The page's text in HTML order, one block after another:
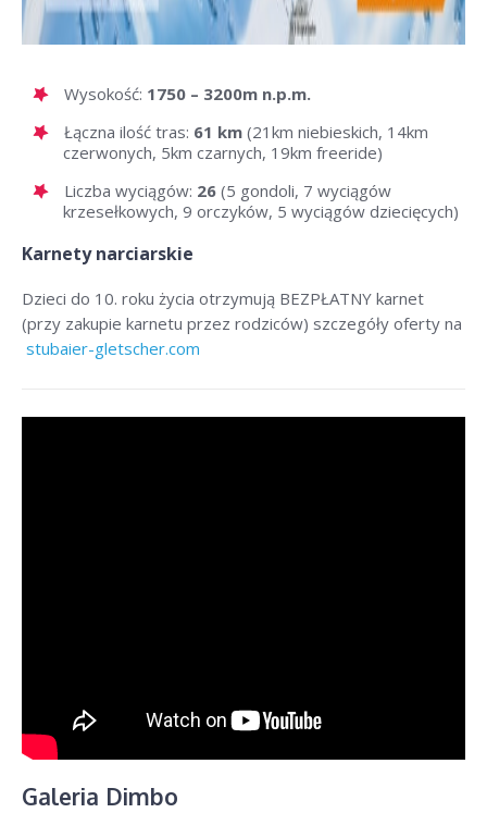
Wysokość: 1750 – 3200m n.p.m.
Łączna ilość tras: 61 km (21km niebieskich, 14km
czerwonych, 5km czarnych, 19km freeride)
Liczba wyciągów: 26 (5 gondoli, 7 wyciągów
krzesełkowych, 9 orczyków, 5 wyciągów dziecięcych)
Karnety narciarskie
Dzieci do 10. roku życia otrzymują BEZPŁATNY karnet
(przy zakupie karnetu przez rodziców) szczegóły oferty na
stubaier-gletscher.com
Galeria Dimbo